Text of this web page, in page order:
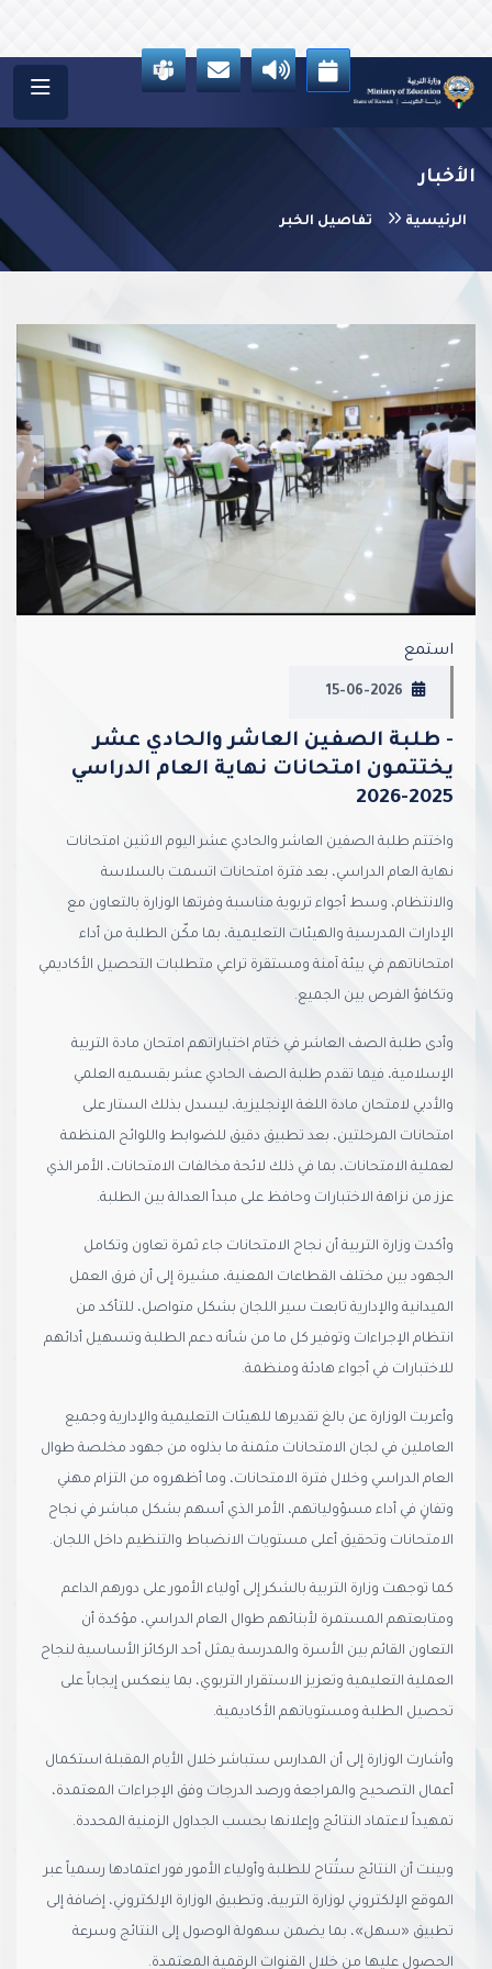
الأخبار
الرئيسية تفاصيل الخبر
Next
استمع
15-06-2026
- طلبة الصفين العاشر والحادي عشر
يختتمون امتحانات نهاية العام الدراسي
2025-2026
واختتم طلبة الصفين العاشر والحادي عشر اليوم الاثنين امتحانات
نهاية العام الدراسي، بعد فترة امتحانات اتسمت بالسلاسة
والانتظام، وسط أجواء تربوية مناسبة وفرتها الوزارة بالتعاون مع
الإدارات المدرسية والهيئات التعليمية، بما مكّن الطلبة من أداء
امتحاناتهم في بيئة آمنة ومستقرة تراعي متطلبات التحصيل الأكاديمي
وتكافؤ الفرص بين الجميع.
وأدى طلبة الصف العاشر في ختام اختباراتهم امتحان مادة التربية
الإسلامية، فيما تقدم طلبة الصف الحادي عشر بقسميه العلمي
والأدبي لامتحان مادة اللغة الإنجليزية، ليسدل بذلك الستار على
امتحانات المرحلتين، بعد تطبيق دقيق للضوابط واللوائح المنظمة
لعملية الامتحانات، بما في ذلك لائحة مخالفات الامتحانات، الأمر الذي
عزز من نزاهة الاختبارات وحافظ على مبدأ العدالة بين الطلبة.
وأكدت وزارة التربية أن نجاح الامتحانات جاء ثمرة تعاون وتكامل
الجهود بين مختلف القطاعات المعنية، مشيرة إلى أن فرق العمل
الميدانية والإدارية تابعت سير اللجان بشكل متواصل، للتأكد من
انتظام الإجراءات وتوفير كل ما من شأنه دعم الطلبة وتسهيل أدائهم
للاختبارات في أجواء هادئة ومنظمة.
وأعربت الوزارة عن بالغ تقديرها للهيئات التعليمية والإدارية وجميع
العاملين في لجان الامتحانات مثمنة ما بذلوه من جهود مخلصة طوال
العام الدراسي وخلال فترة الامتحانات، وما أظهروه من التزام مهني
وتفانٍ في أداء مسؤولياتهم، الأمر الذي أسهم بشكل مباشر في نجاح
الامتحانات وتحقيق أعلى مستويات الانضباط والتنظيم داخل اللجان.
كما توجهت وزارة التربية بالشكر إلى أولياء الأمور على دورهم الداعم
ومتابعتهم المستمرة لأبنائهم طوال العام الدراسي، مؤكدة أن
التعاون القائم بين الأسرة والمدرسة يمثل أحد الركائز الأساسية لنجاح
العملية التعليمية وتعزيز الاستقرار التربوي، بما ينعكس إيجاباً على
تحصيل الطلبة ومستوياتهم الأكاديمية.
وأشارت الوزارة إلى أن المدارس ستباشر خلال الأيام المقبلة استكمال
أعمال التصحيح والمراجعة ورصد الدرجات وفق الإجراءات المعتمدة،
تمهيداً لاعتماد النتائج وإعلانها بحسب الجداول الزمنية المحددة.
وبينت أن النتائج ستُتاح للطلبة وأولياء الأمور فور اعتمادها رسمياً عبر
الموقع الإلكتروني لوزارة التربية، وتطبيق الوزارة الإلكتروني، إضافة إلى
تطبيق «سهل»، بما يضمن سهولة الوصول إلى النتائج وسرعة
الحصول عليها من خلال القنوات الرقمية المعتمدة.